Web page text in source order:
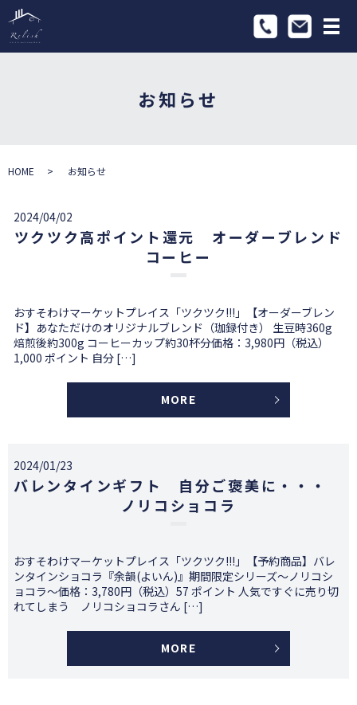
メ
お知らせ
HOME お知らせ
2024/04/02
ツクツク高ポイント還元 オーダーブレンド
コーヒー
おすそわけマーケットプレイス「ツクツク!!!」【オーダーブレン
ド】あなただけのオリジナルブレンド（珈録付き） 生豆時360g
焙煎後約300g コーヒーカップ約30杯分価格：3,980円（税込）
1,000 ポイント 自分 […]
MORE
2024/01/23
バレンタインギフト 自分ご褒美に・・・
ノリコショコラ
おすそわけマーケットプレイス「ツクツク!!!」【予約商品】バレ
ンタインショコラ『余韻(よいん)』期間限定シリーズ〜ノリコシ
ョコラ〜価格：3,780円（税込）57 ポイント 人気ですぐに売り切
れてしまう ノリコショコラさん […]
MORE